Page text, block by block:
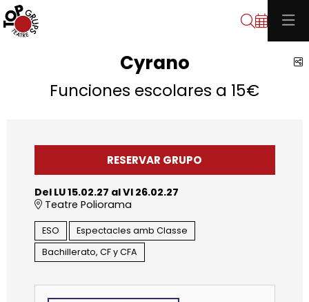
Buscar
Cyrano
Funciones escolares a 15€
RESERVAR GRUPO
Del LU 15.02.27 al VI 26.02.27
Teatre Poliorama
ESO
Espectacles amb Classe
Bachillerato, CF y CFA